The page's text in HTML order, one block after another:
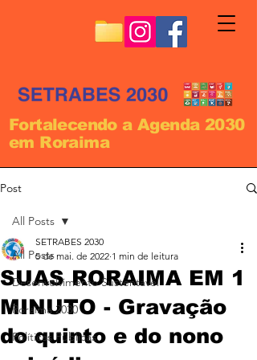
Fortalecendo a Agenda 2030
em Roraima
Post
All Posts
Desenvolvimento Sustentável
Roraima 2030
Políticas Públicas
All Posts
SUAS RORAIMA EM 1
MINUTO - Gravação
do quinto e do nono
SETRABES 2030
5 de mai. de 2022 1 min de leitura